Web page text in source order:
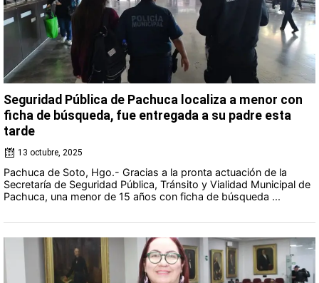
Seguridad Pública de Pachuca localiza a menor con
ficha de búsqueda, fue entregada a su padre esta
tarde
13 octubre, 2025
Pachuca de Soto, Hgo.- Gracias a la pronta actuación de la
Secretaría de Seguridad Pública, Tránsito y Vialidad Municipal de
Pachuca, una menor de 15 años con ficha de búsqueda ...